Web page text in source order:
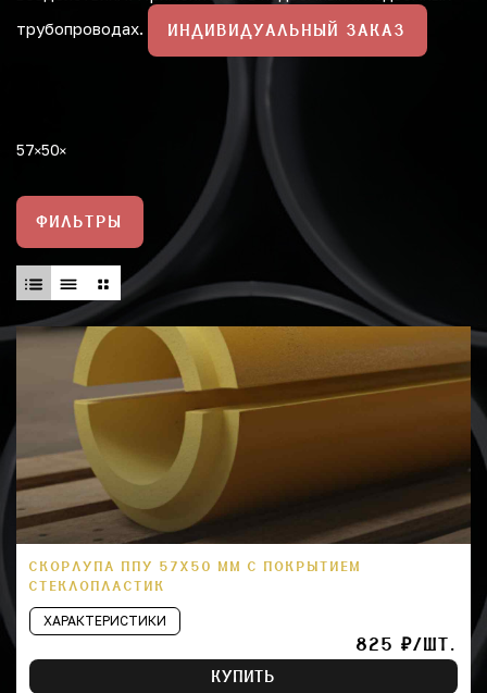
трубопроводах.
ИНДИВИДУАЛЬНЫЙ ЗАКАЗ
57 50
ФИЛЬТРЫ
СКОРЛУПА ППУ 57Х50 ММ С ПОКРЫТИЕМ
СТЕКЛОПЛАСТИК
ХАРАКТЕРИСТИКИ
825 ₽/ШТ.
КУПИТЬ